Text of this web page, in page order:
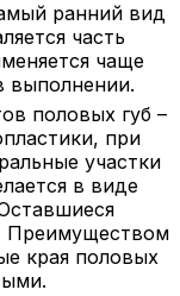
ранний вид
часть
чаще
выполнении.
половых губ –
при
участки
в виде
Преимуществом
края половых